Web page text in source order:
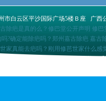
市白云区平沙国际广场5楼Ｂ座
广西
除疤是真的么？修巴堂公开声明 修
?确定能除疤吗？郑州嘉古除疤 嘉
家真能去疤吗？刚用修芭世家什么